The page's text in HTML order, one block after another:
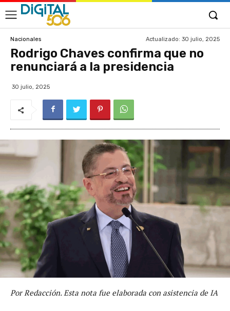
Nacionales Actualizado: 30 julio, 2025
Rodrigo Chaves confirma que no
renunciará a la presidencia
30 julio, 2025
Por Redacción. Esta nota fue elaborada con asistencia de IA